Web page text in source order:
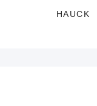
HAUCK